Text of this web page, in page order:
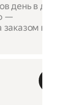
день в день
—
в